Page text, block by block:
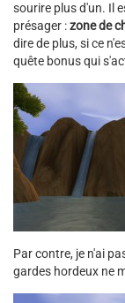
sourire plus d'un. Il
présager :zone de
dire de plus, si ce
quête bonus qui
Par contre, je n'ai
gardes hordeux ne